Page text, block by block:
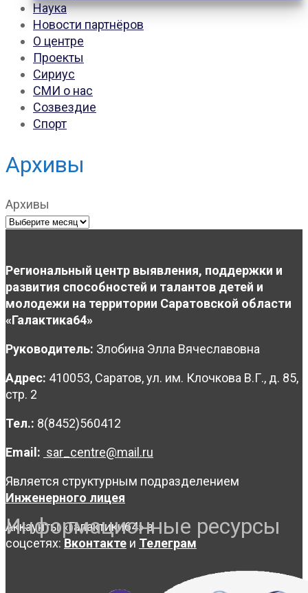
Наука
Новости партнёров
О центре
Проекты
Сириус
СМИ о нас
Созвездие
Спорт
Архивы
Архивы
Региональный центр выявления, поддержки и
развития способностей и талантов детей и
молодежи на территории Саратовской области
«Галактика64»
Руководитель: Злобина Элла Вячеславовна
Адрес: 410053, Саратов, ул. им. Клочкова В.Г., д. 85,
стр. 2
Тел.: 8(8452)560412
Email: sar_centre@mail.ru
Является структурным подразделением
Инженерного лицея
Аккаунты «Галактики64» в
соцсетях: Вконтакте и Телеграм
Информационные ресурсы